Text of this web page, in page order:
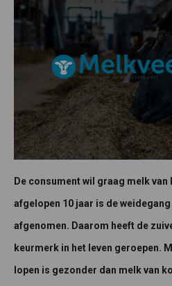
De consument wil graag melk
afgelopen 10 jaar is de
afgenomen. Daarom heeft de
keurmerk in het leven geroepen.
lopen is gezonder dan melk van